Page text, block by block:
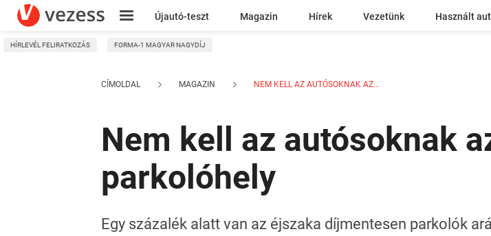
Újautó-teszt Magazin Hírek Vezetünk Használt
Kresz
HÍRLEVÉL FELIRATKOZÁS FORMA-1 MAGYAR NAGYDÍJ
CÍMOLDAL MAGAZIN NEM KELL AZ AUTÓSOKNAK AZ...
Nem kell az autósoknak
parkolóhely
Egy százalék alatt van az éjszaka díjmentesen parkolók